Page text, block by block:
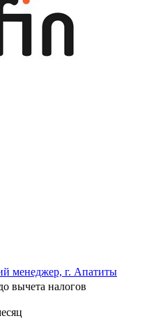
менеджер, г. Апатиты
вычета налогов